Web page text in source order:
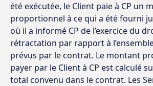
été exécutée, le Client paie à CP un
proportionnel à ce qui a été fourni
où il a informé CP de l’exercice du
rétractation par rapport à
prévus par le contrat. Le montant
payer par le Client à CP est calculé
total convenu dans le contrat. Les